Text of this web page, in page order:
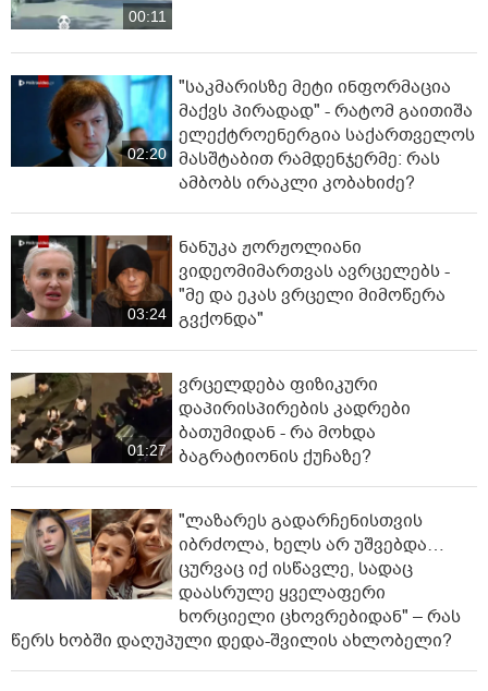
00:11
02:20
"საკმარისზე მეტი ინფორმაცია
მაქვს პირადად" - რატომ გაითიშა
ელექტროენერგია საქართველოს
მასშტაბით რამდენჯერმე: რას
ამბობს ირაკლი კობახიძე?
03:24
ნანუკა ჟორჟოლიანი
ვიდეომიმართვას ავრცელებს -
"მე და ეკას ვრცელი მიმოწერა
გვქონდა"
01:27
ვრცელდება ფიზიკური
დაპირისპირების კადრები
ბათუმიდან - რა მოხდა
ბაგრატიონის ქუჩაზე?
"ლაზარეს გადარჩენისთვის
იბრძოლა, ხელს არ უშვებდა…
ცურვაც იქ ისწავლე, სადაც
დაასრულე ყველაფერი
ხორციელი ცხოვრებიდან" – რას
წერს ხობში დაღუპული დედა-შვილის ახლობელი?